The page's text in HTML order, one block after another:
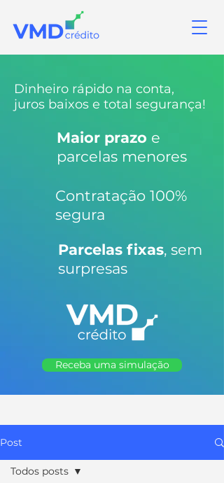
Dinheiro rápido na conta,
juros baixos e total segurança!
Maior prazo e
parcelas menores
Contratação 100%
segura
Parcelas fixas, sem
surpresas
Receba uma simulação
Post
Todos posts